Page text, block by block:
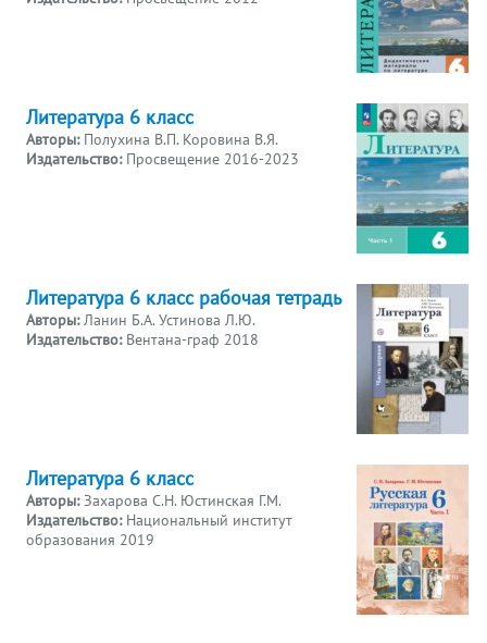
Литература 6 класс
Авторы: Полухина В.П. Коровина В.Я.
Издательство: Просвещение 2016-2023
Литература 6 класс рабочая тетрадь
Авторы:Ланин Б.А. Устинова Л.Ю.
Издательство: Вентана-граф 2018
Литература 6 класс
Авторы:Захарова С.Н. Юстинская Г.М.
Издательство: Национальный институт
образования 2019